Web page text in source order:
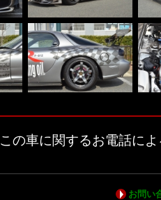
この車に関するお電話に
お問い